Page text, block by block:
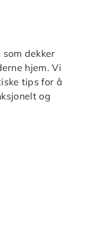
dekker
hjem. Vi
tips for å
og